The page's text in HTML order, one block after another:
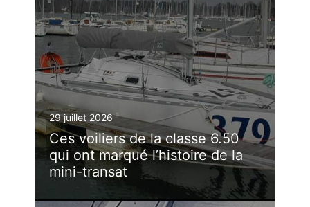
29 juillet 2026
Ces voiliers de la classe 6.50
qui ont marqué l’histoire de la
mini-transat